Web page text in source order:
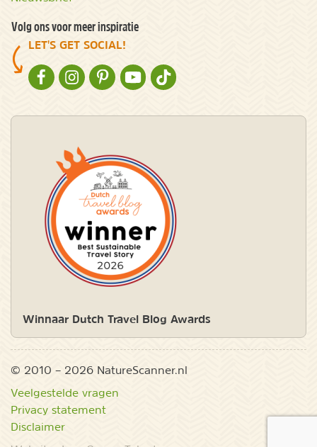
Volg ons voor meer inspiratie
LET'S GET SOCIAL!
NATURESCANNER OP FACEBOOK
NATURESCANNER OP INSTAGRAM
NATURESCANNER OP PINTEREST
NATURESCANNER OP YOUTUBE
NATURESCANNER OP TIKTOK
Winnaar Dutch Travel Blog Awards
© 2010 – 2026 NatureScanner.nl
Veelgestelde vragen
Privacy statement
Disclaimer